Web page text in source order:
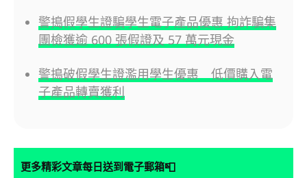
警搗假學生證騙學生電子產品優惠 拘詐騙集
團檢獲逾 600 張假證及 57 萬元現金
警搗破假學生證濫用學生優惠 低價購入電
子產品轉賣獲利
更多精彩文章每日送到電子郵箱📮